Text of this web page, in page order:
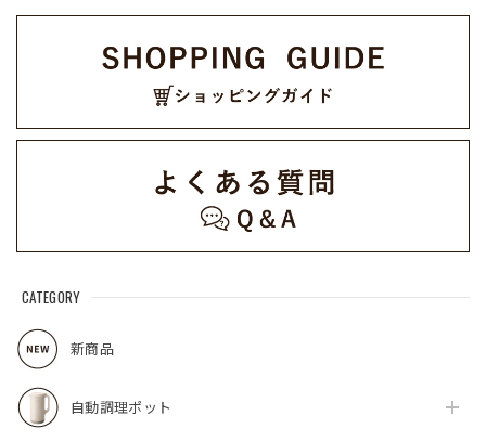
CATEGORY
新商品
自動調理ポット